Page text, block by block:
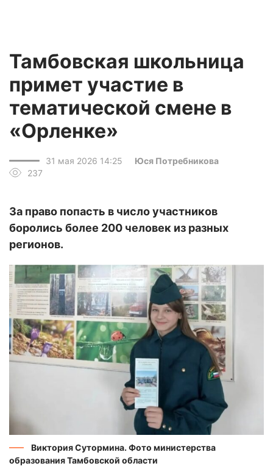
Тамбовская школьница
примет участие в
тематической смене в
«Орленке»
31 мая 2026 14:25
Юся Потребникова
237
За право попасть в число участников
боролись более 200 человек из разных
регионов.
Виктория Сутормина. Фото министерства
образования Тамбовской области